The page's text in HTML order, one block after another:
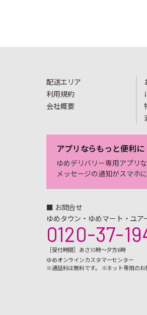
配送エリア
利用規約
会社概要
アプリならもっと便利に
ゆめデリバリー専用アプリな
メッセージの通知がスマホ
■ お問合せ
ゆめタウン・ゆめマート・ユア
0120-37-
［受付時間］あさ10時～夕方6時
ゆめオンラインカスタマーセンター
※通話料は無料です。 ※ネット専用のお